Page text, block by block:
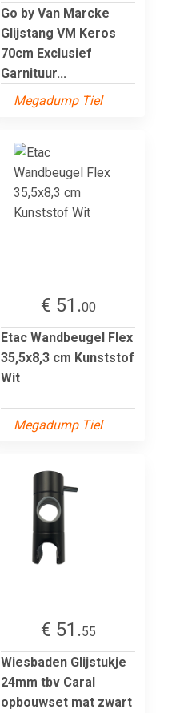
Go by Van Marcke
Glijstang VM Keros
70cm Exclusief
Garnituur...
Megadump Tiel
€ 51.00
Etac Wandbeugel Flex
35,5x8,3 cm Kunststof
Wit
Megadump Tiel
€ 51.55
Wiesbaden Glijstukje
24mm tbv Caral
opbouwset mat zwart